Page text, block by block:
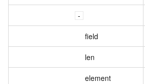
field
len
element